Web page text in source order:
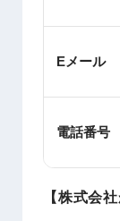
Eメール
電話番号
【株式会